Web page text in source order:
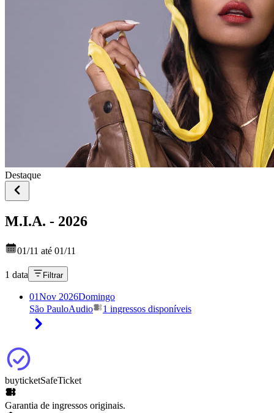
Destaque
M.I.A. - 2026
01/11 até 01/11
1 data Filtrar
01Nov 2026Domingo
São PauloAudio 1 ingressos disponíveis
buyticketSafeTicket
Garantia de ingressos originais.